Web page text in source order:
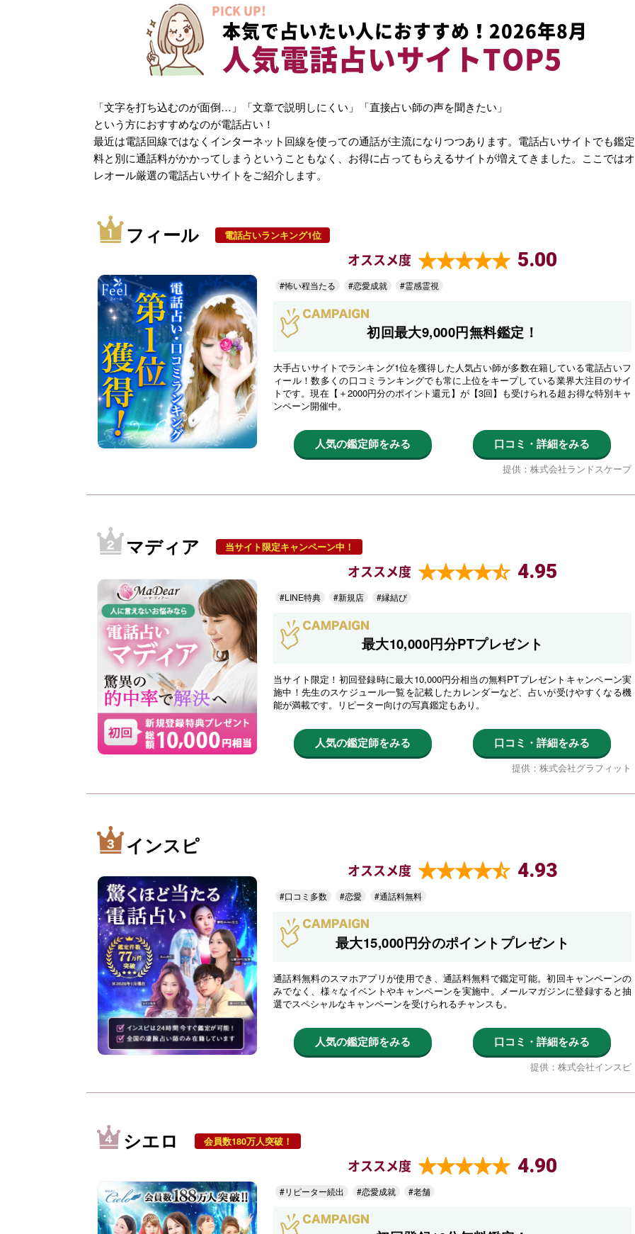
PICK UP!
本気で占いたい人におすすめ！2026年8月
人気電話占いサイトTOP5
「文字を打ち込むのが面倒…」「文章で説明しにくい」「直接占い師の声を聞きたい」
という方におすすめなのが電話占い！
最近は電話回線ではなくインターネット回線を使っての通話が主流になりつつあります。電話占いサイトでも鑑定
料と別に通話料がかかってしまうということもなく、お得に占ってもらえるサイトが増えてきました。ここではオ
レオール厳選の電話占いサイトをご紹介します。
フィール 電話占いランキング1位
オススメ度 5.00
#怖い程当たる #恋愛成就 #霊感霊視
初回最大9,000円無料鑑定！
大手占いサイトでランキング1位を獲得した人気占い師が多数在籍している電話占いフ
ィール！数多くの口コミランキングでも常に上位をキープしている業界大注目のサイ
トです。現在【＋2000円分のポイント還元】が【3回】も受けられる超お得な特別キャ
ンペーン開催中。
人気の鑑定師をみる 口コミ・詳細をみる
提供：株式会社ランドスケープ
マディア 当サイト限定キャンペーン中！
オススメ度 4.95
#LINE特典 #新規店 #縁結び
最大10,000円分PTプレゼント
当サイト限定！初回登録時に最大10,000円分相当の無料PTプレゼントキャンペーン実
施中！先生のスケジュール一覧を記載したカレンダーなど、占いが受けやすくなる機
能が満載です。リピーター向けの写真鑑定もあり。
人気の鑑定師をみる 口コミ・詳細をみる
提供：株式会社グラフィット
インスピ
オススメ度 4.93
#口コミ多数 #恋愛 #通話料無料
最大15,000円分のポイントプレゼント
通話料無料のスマホアプリが使用でき、通話料無料で鑑定可能。初回キャンペーンの
みでなく、様々なイベントやキャンペーンを実施中。メールマガジンに登録すると抽
選でスペシャルなキャンペーンを受けられるチャンスも。
人気の鑑定師をみる 口コミ・詳細をみる
提供：株式会社インスピ
シエロ 会員数180万人突破！
オススメ度 4.90
#リピーター続出 #恋愛成就 #老舗